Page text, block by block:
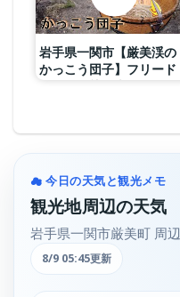
岩手県一関市【厳美渓の
かっこう団子】フリード
☁ 今日の天気と観光メモ
観光地周辺の天気
岩手県一関市厳美町 周辺
8/9 05:45更新